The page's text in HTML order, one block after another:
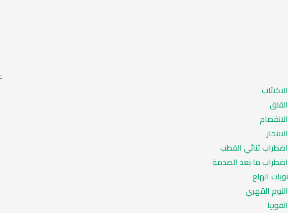
الاكتئاب
القلق
الانفصام
الانتحار
اضطراب ثنائي القطب
اضطراب ما بعد الصدمة
نوبات الهلع
النوم القهري
الفوبيا